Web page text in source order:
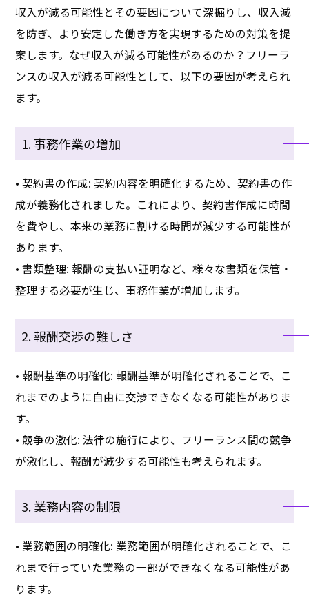
収入が減る可能性とその要因について深掘りし、収入減
を防ぎ、より安定した働き方を実現するための対策を提
案します。なぜ収入が減る可能性があるのか？フリーラ
ンスの収入が減る可能性として、以下の要因が考えられ
ます。
1. 事務作業の増加
• 契約書の作成: 契約内容を明確化するため、契約書の作
成が義務化されました。これにより、契約書作成に時間
を費やし、本来の業務に割ける時間が減少する可能性が
あります。
• 書類整理: 報酬の支払い証明など、様々な書類を保管・
整理する必要が生じ、事務作業が増加します。
2. 報酬交渉の難しさ
• 報酬基準の明確化: 報酬基準が明確化されることで、こ
れまでのように自由に交渉できなくなる可能性がありま
す。
• 競争の激化: 法律の施行により、フリーランス間の競争
が激化し、報酬が減少する可能性も考えられます。
3. 業務内容の制限
• 業務範囲の明確化: 業務範囲が明確化されることで、こ
れまで行っていた業務の一部ができなくなる可能性があ
ります。